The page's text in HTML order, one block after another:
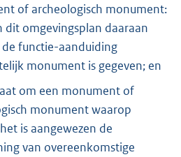
of archeologisch monument:
dit omgevingsplan daaraan
functie-aanduiding
monument is gegeven; en
om een monument of
monument waarop
is aangewezen de
van overeenkomstige